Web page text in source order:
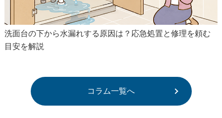
洗面台の下から水漏れする原因は？応急処置と修理を頼む
目安を解説
コラム一覧へ